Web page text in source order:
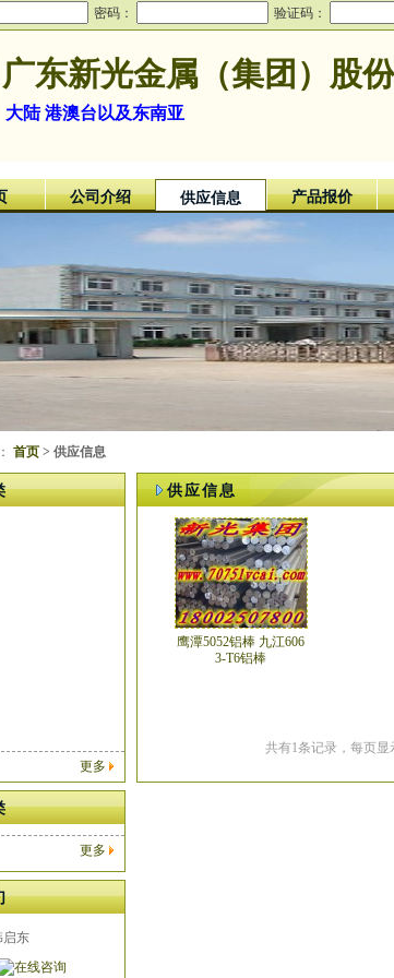
密码： 验证码：
广东新光金属（集团）股
大陆 港澳台以及东南亚
公司介绍 供应信息 产品报价
首页 > 供应信息
更多
更多
启东
供应信息
鹰潭5052铝棒 九江606
3-T6铝棒
共有1条记录，每页显